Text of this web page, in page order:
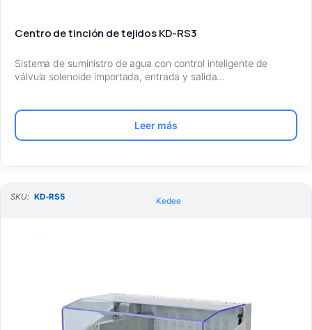
Centro de tinción de tejidos KD-RS3
Sistema de suministro de agua con control inteligente de
válvula solenoide importada, entrada y salida…
Leer más
SKU: KD-RS5 Kedee